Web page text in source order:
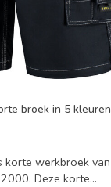
broek in 5 kleuren
korte werkbroek van
Deze korte